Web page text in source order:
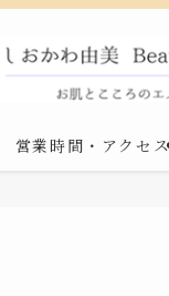
営業時間・アクセ